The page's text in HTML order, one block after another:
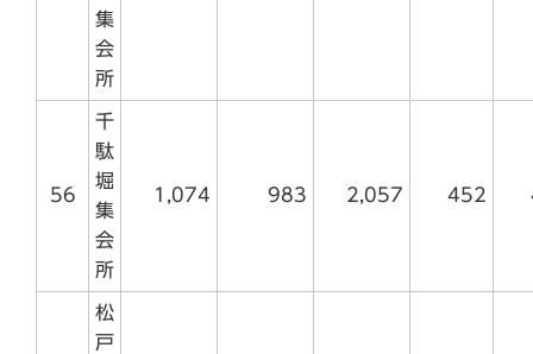
集
会
所
56
千
駄
堀
集
会
所
1,074 983 2,057 452
松
戸